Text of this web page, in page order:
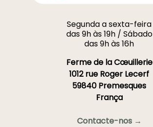
Segunda a sexta-feira
das 9h às 19h / Sábado
das 9h às 16h
Ferme de la Cœuillerie
1012 rue Roger Lecerf
59840 Premesques
França
Contacte-nos →